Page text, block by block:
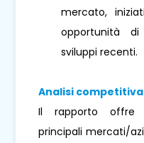
mercato,
opportunità di
sviluppi recenti.
Analisi
Il rapporto offre
principali mercati/